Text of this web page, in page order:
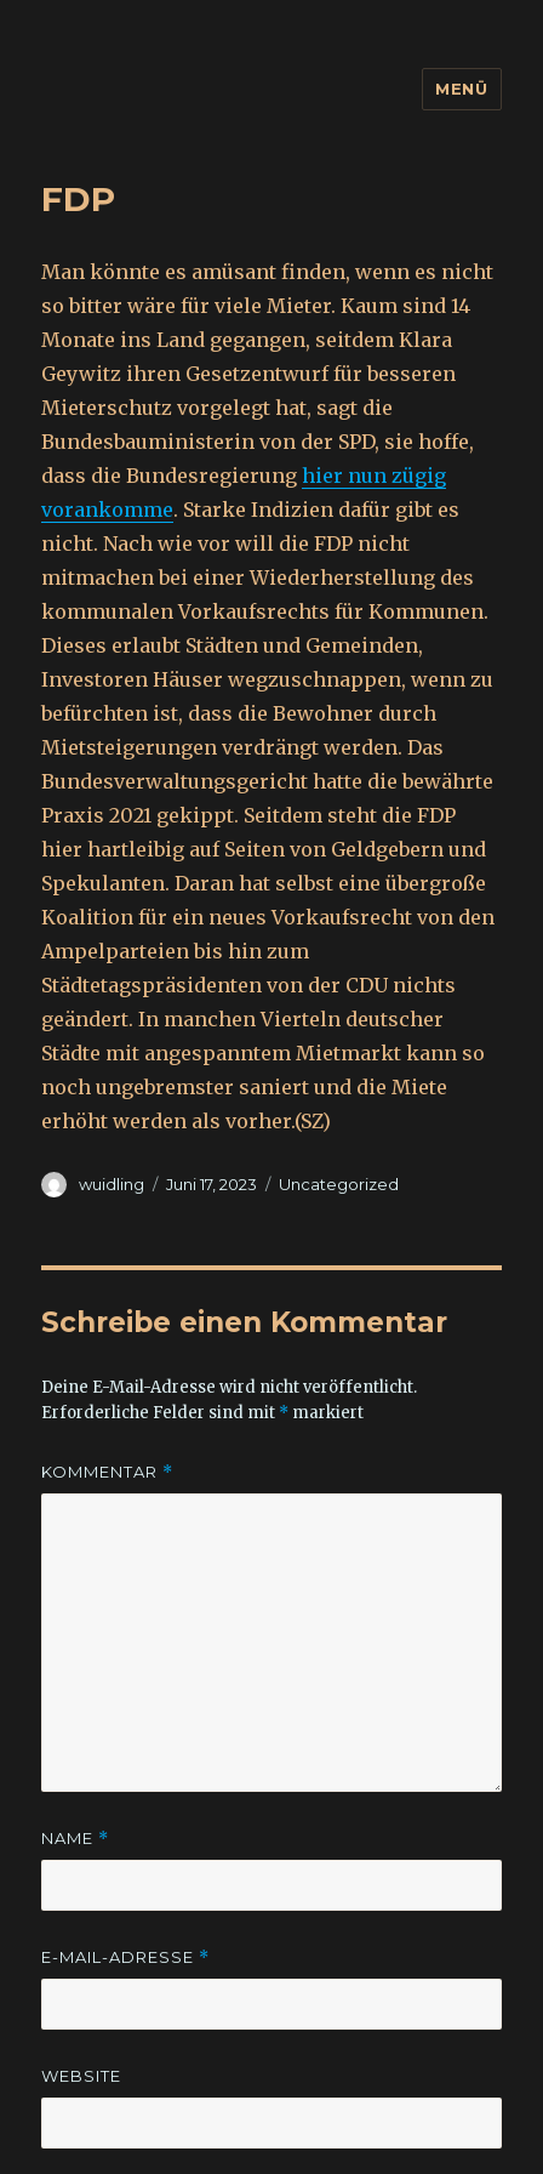
MENÜ
FDP
Man könnte es amüsant finden, wenn es nicht
so bitter wäre für viele Mieter. Kaum sind 14
Monate ins Land gegangen, seitdem Klara
Geywitz ihren Gesetzentwurf für besseren
Mieterschutz vorgelegt hat, sagt die
Bundesbauministerin von der SPD, sie hoffe,
dass die Bundesregierunghier nun zügig
vorankomme. Starke Indizien dafür gibt es
nicht. Nach wie vor will die FDP nicht
mitmachen bei einer Wiederherstellung des
kommunalen Vorkaufsrechts für Kommunen.
Dieses erlaubt Städten und Gemeinden,
Investoren Häuser wegzuschnappen, wenn zu
befürchten ist, dass die Bewohner durch
Mietsteigerungen verdrängt werden. Das
Bundesverwaltungsgericht hatte die bewährte
Praxis 2021 gekippt. Seitdem steht die FDP
hier hartleibig auf Seiten von Geldgebern und
Spekulanten. Daran hat selbst eine übergroße
Koalition für ein neues Vorkaufsrecht von den
Ampelparteien bis hin zum
Städtetagspräsidenten von der CDU nichts
geändert. In manchen Vierteln deutscher
Städte mit angespanntem Mietmarkt kann so
noch ungebremster saniert und die Miete
erhöht werden als vorher.(SZ)
Autor
wuidling
Veröffentlicht
Juni 17, 2023 Kategorien
Uncategorized
Schreibe einen Kommentar
Deine E-Mail-Adresse wird nicht veröffentlicht.
Erforderliche Felder sind mit * markiert
KOMMENTAR *
NAME *
E-MAIL-ADRESSE *
WEBSITE